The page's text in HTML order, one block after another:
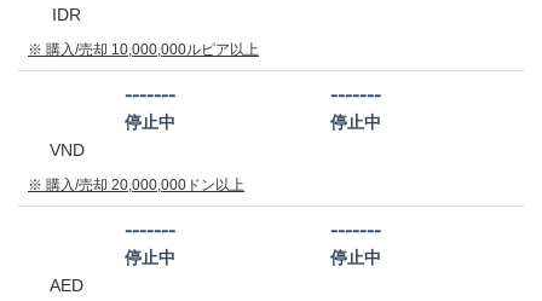
IDR
※ 購入/売却 10,000,000ルピア以上
VND
-------
停止中
-------
停止中
※ 購入/売却 20,000,000ドン以上
AED
-------
停止中
-------
停止中